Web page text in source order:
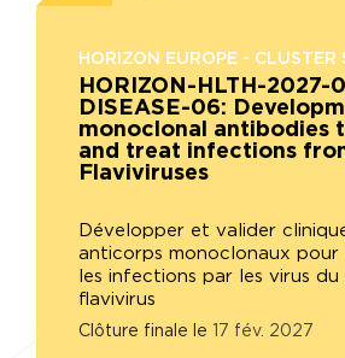
HORIZON EUROPE - CLUSTER
HORIZON-HLTH-2027-
DISEASE-06:
monoclonal antibodies
and treat infections
Flaviviruses
Développer et valider
anticorps monoclonaux
les infections par les virus du
flavivirus
Clôture finale le 17 fév. 2027